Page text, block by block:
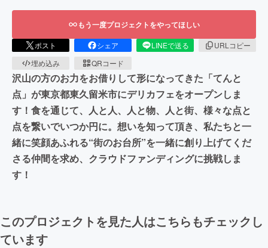
もう一度プロジェクトをやってほしい
ポスト シェア LINEで送る
URLコピー
埋め込み
QRコード
沢山の方のお力をお借りして形になってきた「てんと
点」が東京都東久留米市にデリカフェをオープンしま
す！食を通じて、人と人、人と物、人と街、様々な点と
点を繋いでいつか円に。想いを知って頂き、私たちと一
緒に笑顔あふれる“街のお台所”を一緒に創り上げてくだ
さる仲間を求め、クラウドファンディングに挑戦しま
す！
このプロジェクトを見た人はこちらもチェックし
ています